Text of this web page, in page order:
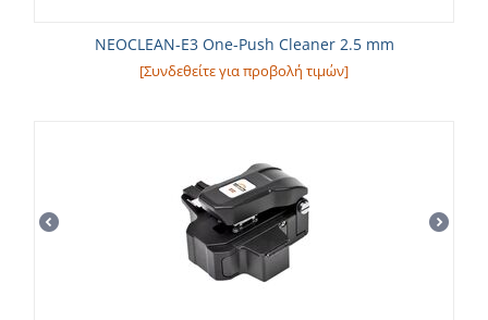
NEOCLEAN-E3 One-Push Cleaner 2.5 mm
[Συνδεθείτε για προβολή τιμών]